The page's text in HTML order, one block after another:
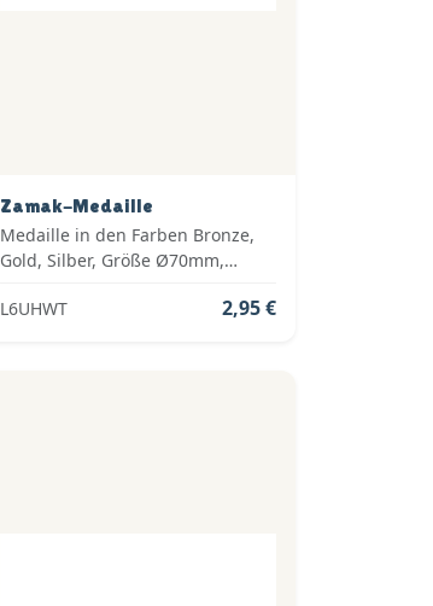
Zamak-Medaille
Medaille in den Farben Bronze,
Gold, Silber, Größe Ø70mm,
inkl. Medaillenband,
L6UHWT 2,95 €